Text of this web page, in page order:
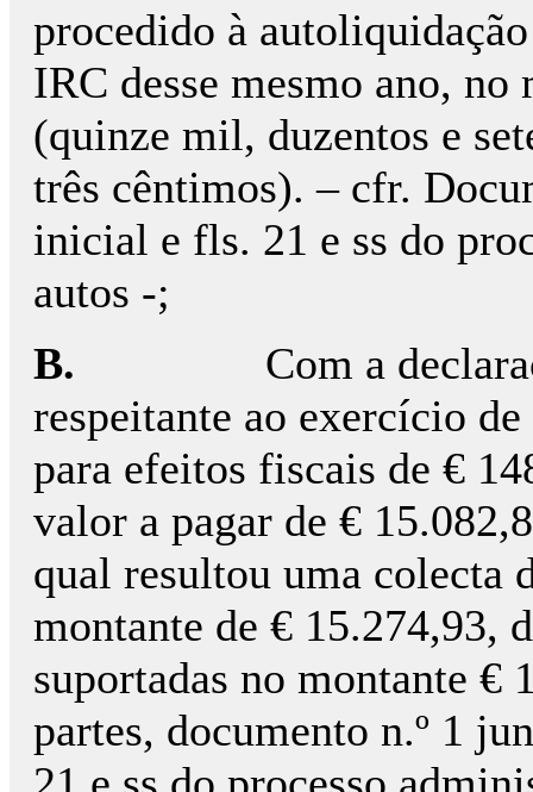
procedido à
IRC desse mesmo ano,
(quinze mil, duzentos e
três cêntimos). – cfr.
inicial e fls. 21 e ss do
autos -;
B. Com a
respeitante ao exercício
para efeitos fiscais de €
valor a pagar de €
qual resultou uma colecta
montante de € 15.274,93,
suportadas no montante €
partes, documento n.º 1